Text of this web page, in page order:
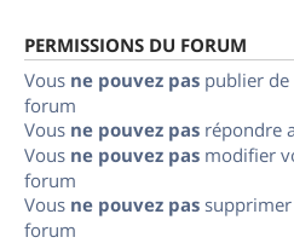
PERMISSIONS DU FORUM
Vous ne pouvez pas publier de
forum
Vous ne pouvez pas répondre
Vous ne pouvez pas modifier
forum
Vous ne pouvez pas supprimer
forum